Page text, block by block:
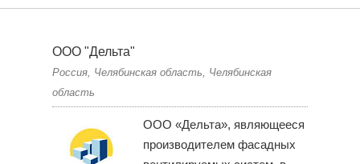
ООО "Дельта"
Россия, Челябинская область, Челябинская
область
ООО «Дельта», являющееся
производителем фасадных